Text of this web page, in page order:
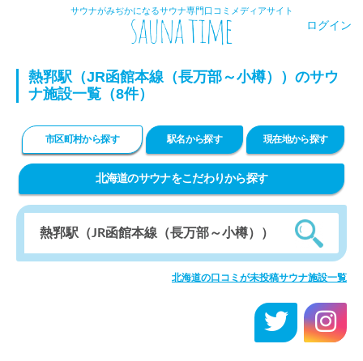
サウナがみぢかになるサウナ専門口コミメディアサイト
ログイン
熱郛駅（JR函館本線（長万部～小樽））のサウ
ナ施設一覧（8件）
市区町村から探す 駅名から探す 現在地から探す
北海道のサウナをこだわりから探す
北海道の口コミが未投稿サウナ施設一覧